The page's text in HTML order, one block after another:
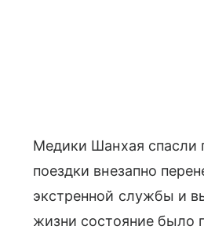
Медики Шанхая спасли
поездки внезапно
экстренной службы и
жизни состояние было